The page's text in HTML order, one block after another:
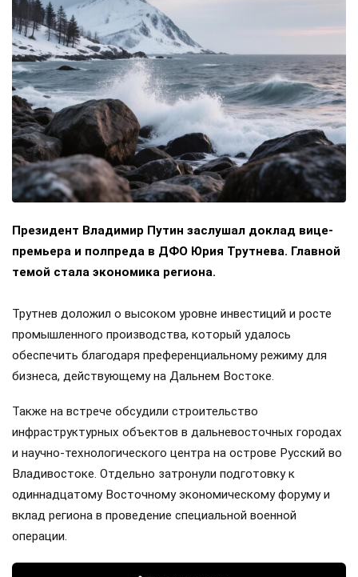
Президент Владимир Путин заслушал доклад вице-
премьера и полпреда в ДФО Юрия Трутнева. Главной
темой стала экономика региона.
Трутнев доложил о высоком уровне инвестиций и росте
промышленного производства, который удалось
обеспечить благодаря преференциальному режиму для
бизнеса, действующему на Дальнем Востоке.
Также на встрече обсудили строительство
инфраструктурных объектов в дальневосточных городах
и научно-технологического центра на острове Русский во
Владивостоке. Отдельно затронули подготовку к
одиннадцатому Восточному экономическому форуму и
вклад региона в проведение специальной военной
операции.